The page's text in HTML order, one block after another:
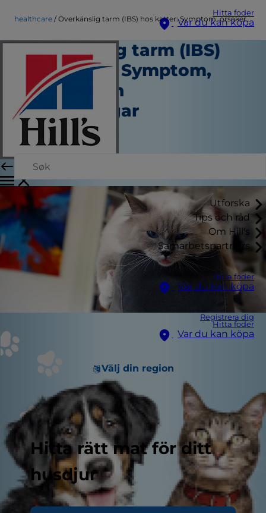
Hitta foder
Var du kan köpa
Utforska
Tips och råd
Om Hill's
Samarbetspartners
Hitta foder
Var du kan köpa
Registrera dig
Hitta foder
Var du kan köpa
Välj din region
Hitta rätt mat för ditt
husdjur
healthcare Överkänslig tarm (IBS) hos katter: Symptom, orsaker och behandlingar
Överkänslig tarm (IBS)
hos katter: Symptom,
orsaker och
behandlingar
Hälsovård
Skribent
Januari 03, 2024